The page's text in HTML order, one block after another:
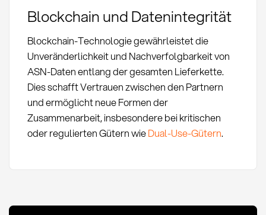
Blockchain und Datenintegrität
Blockchain-Technologie gewährleistet die
Unveränderlichkeit und Nachverfolgbarkeit von
ASN-Daten entlang der gesamten Lieferkette.
Dies schafft Vertrauen zwischen den Partnern
und ermöglicht neue Formen der
Zusammenarbeit, insbesondere bei kritischen
oder regulierten Gütern wieDual-Use-Gütern.